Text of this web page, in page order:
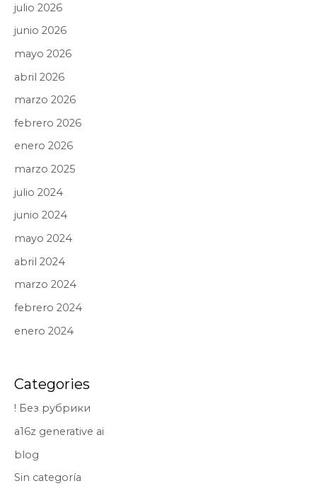
julio 2026
junio 2026
mayo 2026
abril 2026
marzo 2026
febrero 2026
enero 2026
marzo 2025
julio 2024
junio 2024
mayo 2024
abril 2024
marzo 2024
febrero 2024
enero 2024
Categories
! Без рубрики
a16z generative ai
blog
Sin categoría